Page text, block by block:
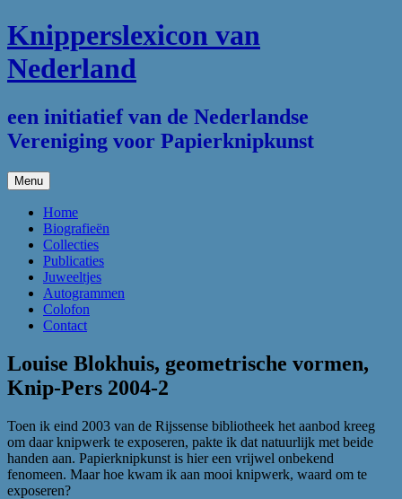
Ga
naar
de
inhoud
Knipperslexicon van
Nederland
een initiatief van de Nederlandse
Vereniging voor Papierknipkunst
Menu
Home
Biografieën
Collecties
Publicaties
Juweeltjes
Autogrammen
Colofon
Contact
Louise Blokhuis, geometrische vormen,
Knip-Pers 2004-2
Toen ik eind 2003 van de Rijssense bibliotheek het aanbod kreeg
om daar knipwerk te exposeren, pakte ik dat natuurlijk met beide
handen aan. Papierknipkunst is hier een vrijwel onbekend
fenomeen. Maar hoe kwam ik aan mooi knipwerk, waard om te
exposeren?